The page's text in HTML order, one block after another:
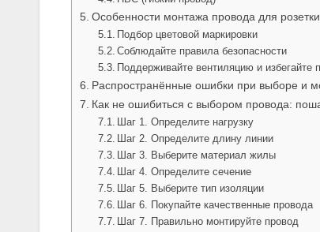
Особенности монтажа провода для розетки
Подбор цветовой маркировки
Соблюдайте правила безопасности
Поддерживайте вентиляцию и избегайте
Распространённые ошибки при выборе и
Как не ошибиться с выбором провода:
Шаг 1. Определите нагрузку
Шаг 2. Определите длину линии
Шаг 3. Выберите материал жилы
Шаг 4. Определите сечение
Шаг 5. Выберите тип изоляции
Шаг 6. Покупайте качественные провода
Шаг 7. Правильно монтируйте провод